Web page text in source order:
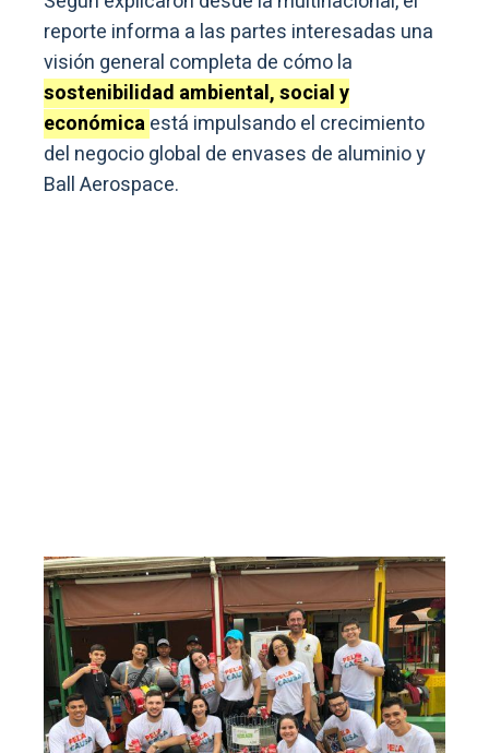
reporte informa a las partes interesadas una
visión general completa de cómo la
sostenibilidad ambiental, social y
económicaestá impulsando el crecimiento
del negocio global de envases de aluminio y
Ball Aerospace.